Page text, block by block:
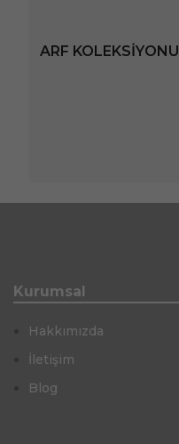
ARF KOLEKSIYONU
Kurumsal
Hakkımızda
İletişim
Blog